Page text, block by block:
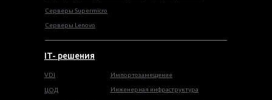
Серверы Supermicro
Серверы Lenovo
VDI
ЦОД
Импортозамещение
Инженерная инфраструктура
IT- решения